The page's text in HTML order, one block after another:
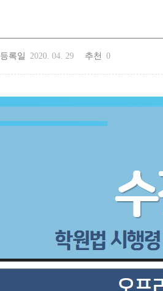
등록일 2020. 04. 29 추천 0